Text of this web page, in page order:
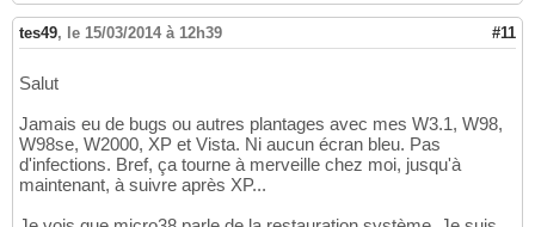
tes49, le 15/03/2014 à 12h39 #11
Salut
Jamais eu de bugs ou autres plantages avec mes W3.1, W98,
W98se, W2000, XP et Vista. Ni aucun écran bleu. Pas
d'infections. Bref, ça tourne à merveille chez moi, jusqu'à
maintenant, à suivre après XP...